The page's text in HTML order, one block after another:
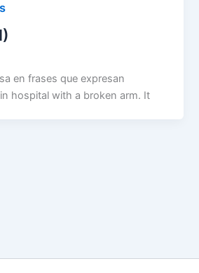
en frases que expresan
hospital with a broken arm. It